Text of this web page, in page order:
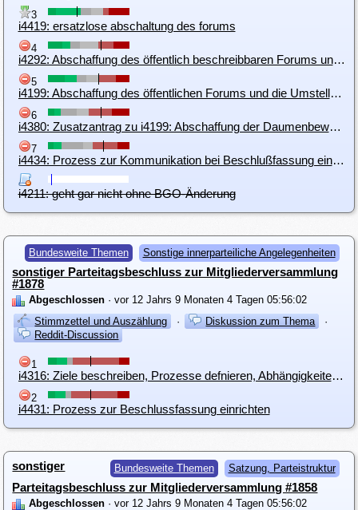
3
i4419: ersatzlose abschaltung des forums
4
i4292: Abschaffung des öffentlich beschreibbaren Forums und die Umstellung auf external read only
5
i4199: Abschaffung des öffentlichen Forums und die Umstellung auf internal use only
6
i4380: Zusatzantrag zu i4199: Abschaffung der Daumenbewertung
7
i4434: Prozess zur Kommunikation bei Beschlußfassung einführen
i4211: geht gar nicht ohne BGO-Änderung
Bundesweite Themen Sonstige innerparteiliche Angelegenheiten
sonstiger Parteitagsbeschluss zur Mitgliederversammlung
#1878
Abgeschlossen · vor 12 Jahrs 9 Monaten 4 Tagen 05:56:02
Stimmzettel und Auszählung
· Diskussion zum Thema
·
Reddit-Discussion
1
i4316: Ziele beschreiben, Prozesse defnieren, Abhängigkeiten festlegen , danach Werkzeuge einsetzen
2
i4431: Prozess zur Beschlussfassung einrichten
Bundesweite Themen Satzung, Parteistruktur
sonstiger
Parteitagsbeschluss zur Mitgliederversammlung #1858
Abgeschlossen · vor 12 Jahrs 9 Monaten 4 Tagen 05:56:02